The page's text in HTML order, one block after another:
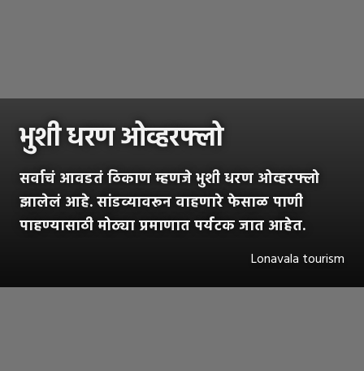
भुशी धरण ओव्हरफ्लो
सर्वाचं आवडतं ठिकाण म्हणजे भुशी धरण ओव्हरफ्लो
झालेलं आहे. सांडव्यावरून वाहणारे फेसाळ पाणी
पाहण्यासाठी मोठ्या प्रमाणात पर्यटक जात आहेत.
Lonavala tourism